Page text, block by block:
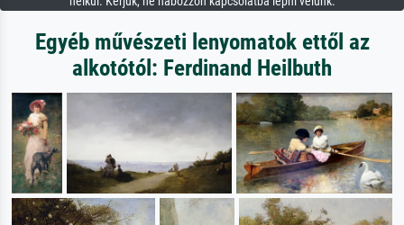
Egyéb művészeti lenyomatok ettől az
alkotótól: Ferdinand Heilbuth